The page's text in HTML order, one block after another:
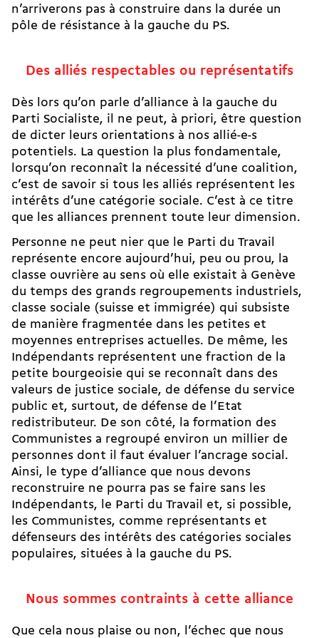
n’arriverons pas à construire dans la durée un
pôle de résistance à la gauche du PS.
Des alliés respectables ou représentatifs
Dès lors qu’on parle d’alliance à la gauche du
Parti Socialiste, il ne peut, à priori, être question
de dicter leurs orientations à nos allié-e-s
potentiels. La question la plus fondamentale,
lorsqu’on reconnaît la nécessité d’une coalition,
c’est de savoir si tous les alliés représentent les
intérêts d’une catégorie sociale. C’est à ce titre
que les alliances prennent toute leur dimension.
Personne ne peut nier que le Parti du Travail
représente encore aujourd’hui, peu ou prou, la
classe ouvrière au sens où elle existait à Genève
du temps des grands regroupements industriels,
classe sociale (suisse et immigrée) qui subsiste
de manière fragmentée dans les petites et
moyennes entreprises actuelles. De même, les
Indépendants représentent une fraction de la
petite bourgeoisie qui se reconnaît dans des
valeurs de justice sociale, de défense du service
public et, surtout, de défense de l’Etat
redistributeur. De son côté, la formation des
Communistes a regroupé environ un millier de
personnes dont il faut évaluer l’ancrage social.
Ainsi, le type d’alliance que nous devons
reconstruire ne pourra pas se faire sans les
Indépendants, le Parti du Travail et, si possible,
les Communistes, comme représentants et
défenseurs des intérêts des catégories sociales
populaires, situées à la gauche du PS.
Nous sommes contraints à cette alliance
Que cela nous plaise ou non, l’échec que nous